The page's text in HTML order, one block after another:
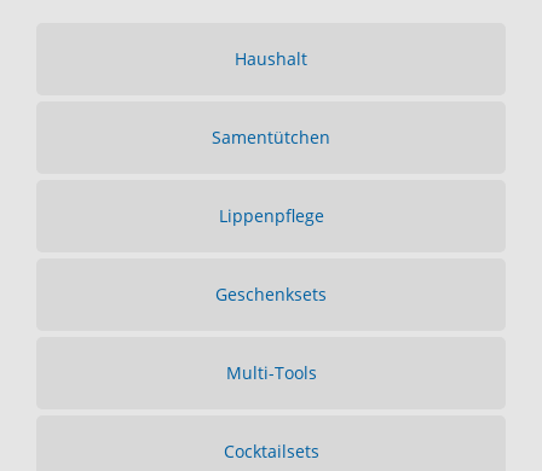
Haushalt
Samentütchen
Lippenpflege
Geschenksets
Multi-Tools
Cocktailsets